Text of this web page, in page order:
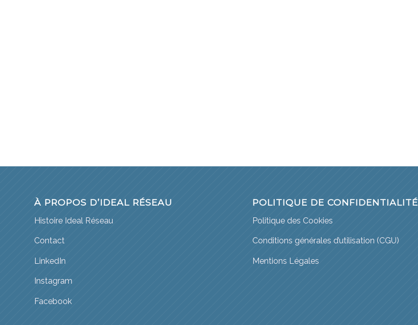
À PROPOS D’IDEAL RÉSEAU
Histoire Ideal Réseau
Contact
LinkedIn
Instagram
Facebook
POLITIQUE DE CONFIDENTIALITÉ
Politique des Cookies
Conditions générales d’utilisation (CGU)
Mentions Légales